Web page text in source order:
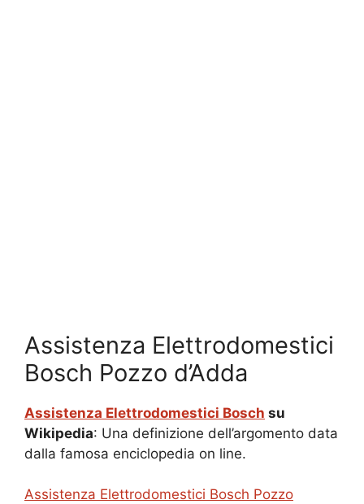
Assistenza Elettrodomestici
Bosch Pozzo d’Adda
Assistenza Elettrodomestici Bosch su
Wikipedia: Una definizione dell’argomento data
dalla famosa enciclopedia on line.
Assistenza Elettrodomestici Bosch Pozzo